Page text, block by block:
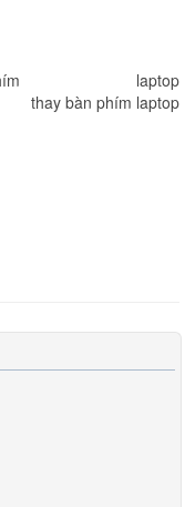
laptop
thay bàn phím laptop